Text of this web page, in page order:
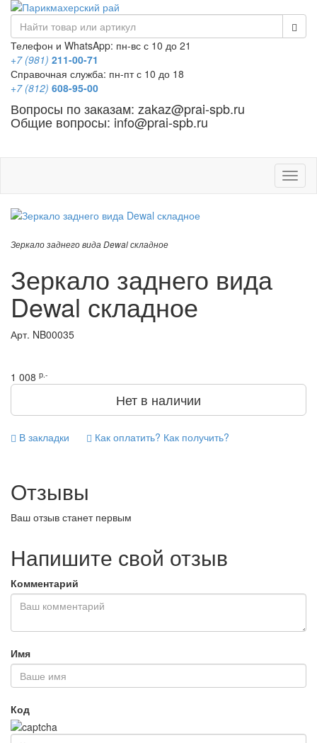
Телефон и WhatsApp: пн-вс с 10 до 21
+7 (981) 211-00-71
Справочная служба: пн-пт с 10 до 18
+7 (812) 608-95-00
Вопросы по заказам: zakaz@prai-spb.ru
Общие вопросы: info@prai-spb.ru
Зеркало заднего вида Dewal складное
Зеркало заднего вида
Dewal складное
Арт. NB00035
1 008 р.-
Нет в наличии
В закладки Как оплатить? Как получить?
Отзывы
Ваш отзыв станет первым
Напишите свой отзыв
Комментарий
Имя
Код